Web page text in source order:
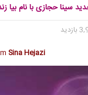
سینا حجازی با نام بیا
Sina Hejazi